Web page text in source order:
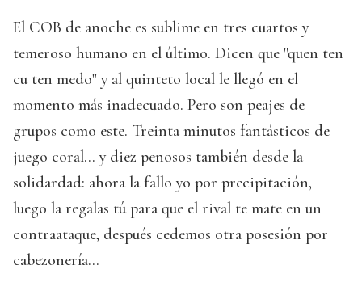
El COB de anoche es sublime en tres cuartos y
temeroso humano en el último. Dicen que "quen ten
cu ten medo" y al quinteto local le llegó en el
momento más inadecuado. Pero son peajes de
grupos como este. Treinta minutos fantásticos de
juego coral... y diez penosos también desde la
solidardad: ahora la fallo yo por precipitación,
luego la regalas tú para que el rival te mate en un
contraataque, después cedemos otra posesión por
cabezonería...